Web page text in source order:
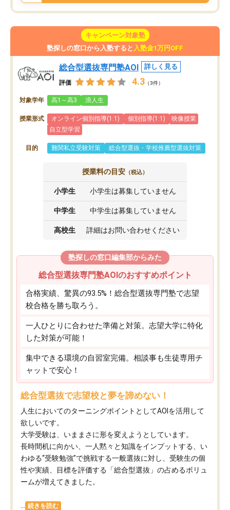
キャンペーン対象塾
塾探しの窓口から入塾すると 入塾金1万円OFF
総合型選抜専門塾AOI 詳しく見る
評価 4.3 （3件）
対象学年 高1～高3 浪人生
授業形式 オンライン個別指導(1:1) 個別指導(1:1)
映像授業
自立型学習
目的 難関私立受験対策 総合型選抜・学校推薦型選抜対策
授業料の目安 （税込）
小学生 小学生は募集していません
中学生 中学生は募集していません
高校生 詳細はお問い合わせください
塾探しの窓口編集部からみた
総合型選抜専門塾AOIのおすすめポイント
合格実績、驚異の93.5%！総合型選抜専門塾で志望
校合格を勝ち取ろう。
一人ひとりに合わせた準備と対策。志望大学に特化
した対策が可能！
集中できる環境の自習室完備。相談事も生徒専用チ
ャットで安心！
総合型選抜で志望校と夢を諦めない！
人生においてのターニングポイントとしてAOIを活用して
欲しいです。
大学受験は、いままさに形を変えようとしています。
長時間机に向かい、一人黙々と知識をインプットする、い
わゆる“受験勉強”で挑戦する一般選抜に対し、受験生の個
性や実績、目標を評価する「総合型選抜」の占めるボリュ
ームが増えてきました。
続きを読む